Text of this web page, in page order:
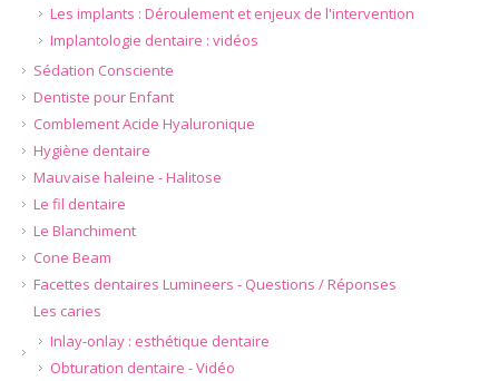
Les implants : Déroulement et enjeux de l'intervention
Implantologie dentaire : vidéos
Sédation Consciente
Dentiste pour Enfant
Comblement Acide Hyaluronique
Hygiène dentaire
Mauvaise haleine - Halitose
Le fil dentaire
Le Blanchiment
Cone Beam
Facettes dentaires Lumineers - Questions / Réponses
Les caries
Inlay-onlay : esthétique dentaire
Obturation dentaire - Vidéo